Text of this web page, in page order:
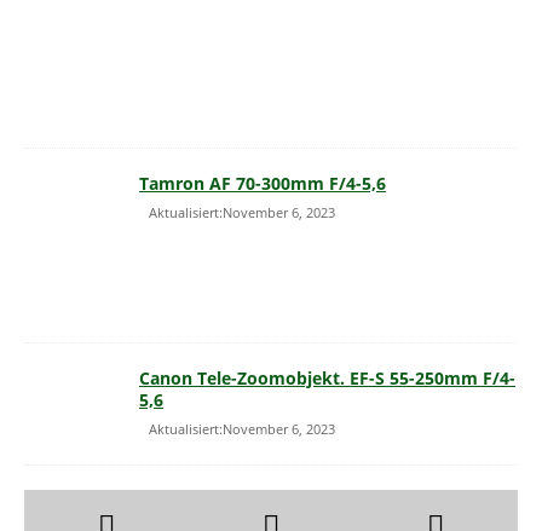
Tamron AF 70-300mm F/4-5,6
Aktualisiert:November 6, 2023
Canon Tele-Zoomobjekt. EF-S 55-250mm F/4-
5,6
Aktualisiert:November 6, 2023